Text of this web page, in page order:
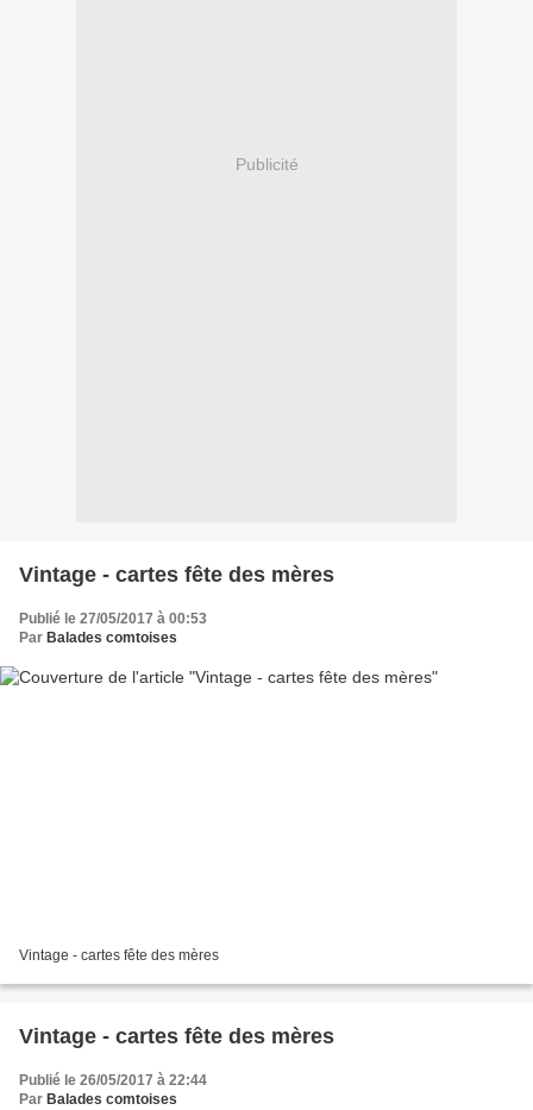
Publicité
Vintage - cartes fête des mères
Publié le 27/05/2017 à 00:53
Par Balades comtoises
Vintage - cartes fête des mères
Vintage - cartes fête des mères
Publié le 26/05/2017 à 22:44
Par Balades comtoises